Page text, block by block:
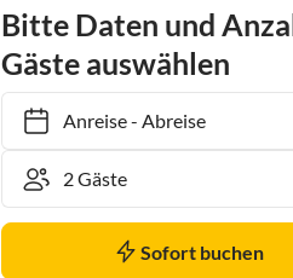
Bitte Daten und
Gäste auswählen
Anreise- Abreise
Sofort buchen